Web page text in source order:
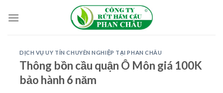
DỊCH VỤ UY TÍN CHUYÊN NGHIỆP TẠI PHAN CHÂU
Thông bồn cầu quận Ô Môn giá 100K
bảo hành 6 năm